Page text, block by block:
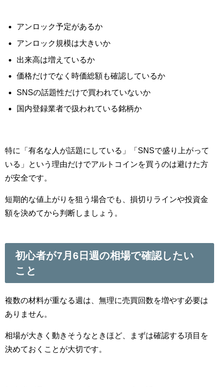
アンロック予定があるか
アンロック規模は大きいか
出来高は増えているか
価格だけでなく時価総額も確認しているか
SNSの話題性だけで買われていないか
国内登録業者で扱われている銘柄か
特に「有名な人が話題にしている」「SNSで盛り上がって
いる」という理由だけでアルトコインを買うのは避けた方
が安全です。
短期的な値上がりを狙う場合でも、損切りラインや投資金
額を決めてから判断しましょう。
初心者が7月6日週の相場で確認したい
こと
複数の材料が重なる週は、無理に売買回数を増やす必要は
ありません。
相場が大きく動きそうなときほど、まずは確認する項目を
決めておくことが大切です。